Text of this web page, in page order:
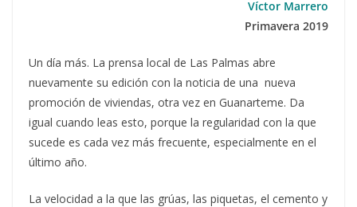
Víctor Marrero
Primavera 2019
Un día más. La prensa local de Las Palmas abre
nuevamente su edición con la noticia de una nueva
promoción de viviendas, otra vez en Guanarteme. Da
igual cuando leas esto, porque la regularidad con la que
sucede es cada vez más frecuente, especialmente en el
último año.
La velocidad a la que las grúas, las piquetas, el cemento y